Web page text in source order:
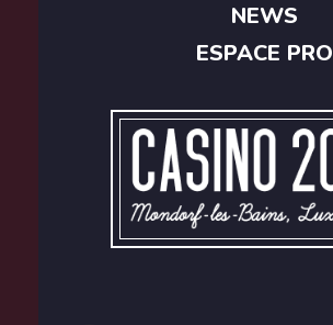
NEWS
ESPACE PRO